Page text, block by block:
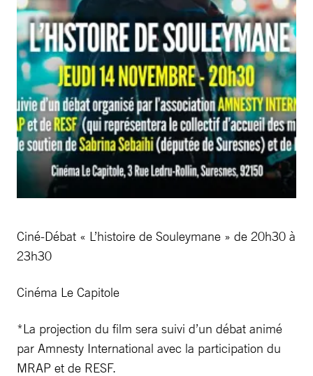
Ciné-Débat « L’histoire de Souleymane » de 20h30 à
23h30
Cinéma Le Capitole
*La projection du film sera suivi d’un débat animé
par Amnesty International avec la participation du
MRAP et de RESF.